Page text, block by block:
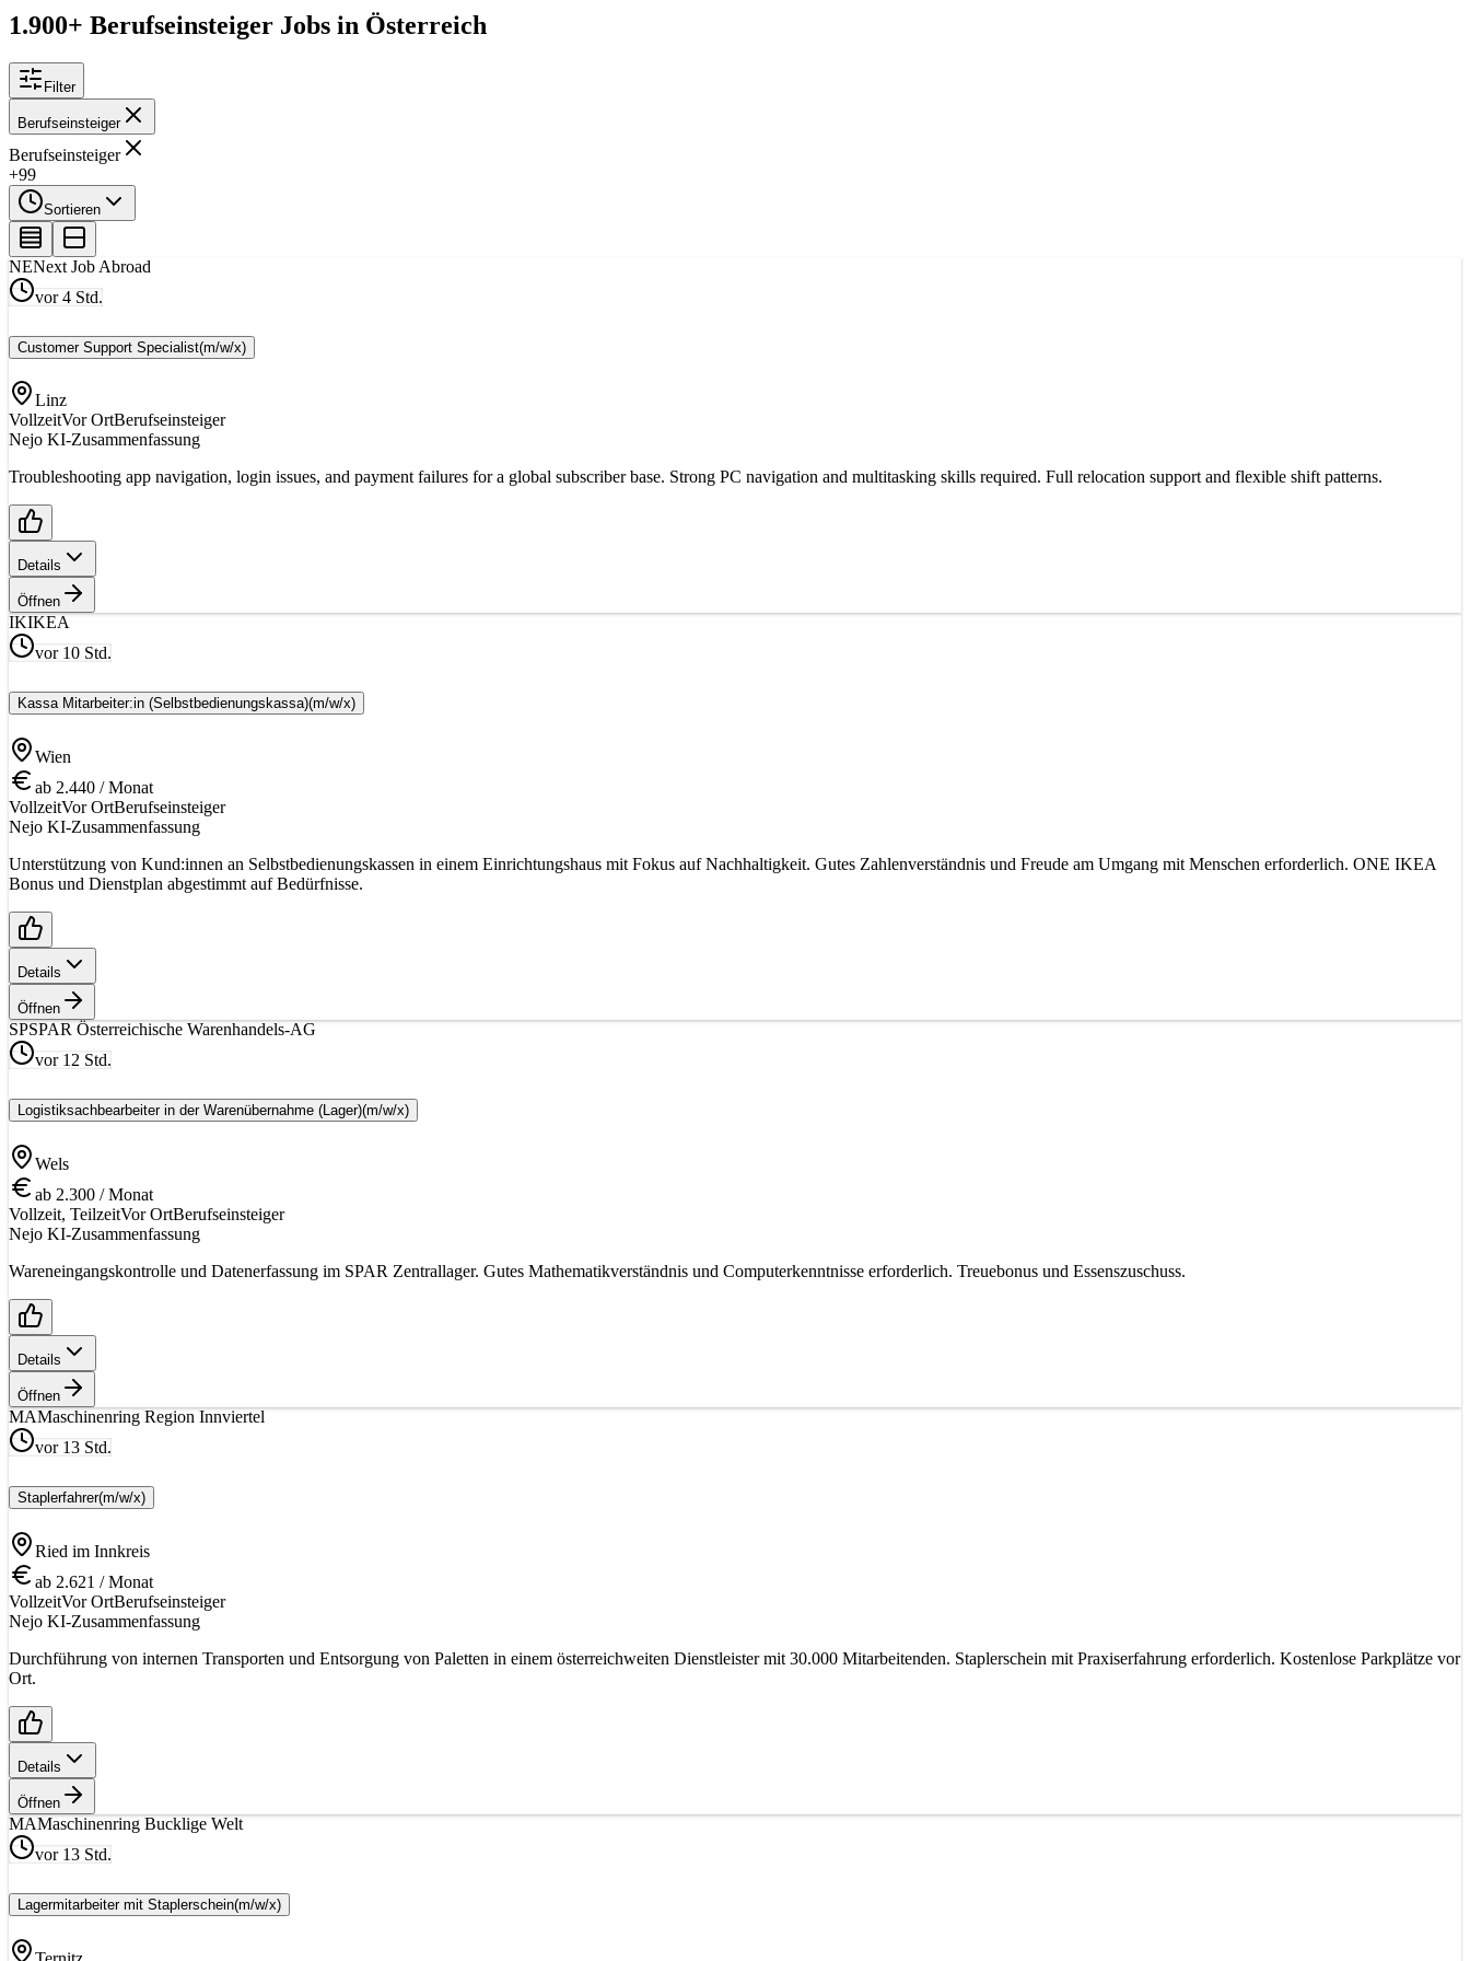
1.900+ Berufseinsteiger Jobs in Österreich
Filter
Berufseinsteiger
Berufseinsteiger
+99
Sortieren
NENext Job Abroad
vor 4 Std.
Customer Support Specialist(m/w/x)
Linz
VollzeitVor OrtBerufseinsteiger
Nejo KI-Zusammenfassung
Troubleshooting app navigation, login issues, and payment failures for a global subscriber base. Strong PC navigation and multitasking skills required. Full relocation support and flexible shift patterns.
Details
Öffnen
IKIKEA
vor 10 Std.
Kassa Mitarbeiter:in (Selbstbedienungskassa)(m/w/x)
Wien
ab 2.440 / Monat
VollzeitVor OrtBerufseinsteiger
Nejo KI-Zusammenfassung
Unterstützung von Kund:innen an Selbstbedienungskassen in einem Einrichtungshaus mit Fokus auf Nachhaltigkeit. Gutes Zahlenverständnis und Freude am Umgang mit Menschen erforderlich. ONE IKEA
Bonus und Dienstplan abgestimmt auf Bedürfnisse.
Details
Öffnen
SPSPAR Österreichische Warenhandels-AG
vor 12 Std.
Logistiksachbearbeiter in der Warenübernahme (Lager)(m/w/x)
Wels
ab 2.300 / Monat
Vollzeit, TeilzeitVor OrtBerufseinsteiger
Nejo KI-Zusammenfassung
Wareneingangskontrolle und Datenerfassung im SPAR Zentrallager. Gutes Mathematikverständnis und Computerkenntnisse erforderlich. Treuebonus und Essenszuschuss.
Details
Öffnen
MAMaschinenring Region Innviertel
vor 13 Std.
Staplerfahrer(m/w/x)
Ried im Innkreis
ab 2.621 / Monat
VollzeitVor OrtBerufseinsteiger
Nejo KI-Zusammenfassung
Durchführung von internen Transporten und Entsorgung von Paletten in einem österreichweiten Dienstleister mit 30.000 Mitarbeitenden. Staplerschein mit Praxiserfahrung erforderlich. Kostenlose Parkplätze vor
Ort.
Details
Öffnen
MAMaschinenring Bucklige Welt
vor 13 Std.
Lagermitarbeiter mit Staplerschein(m/w/x)